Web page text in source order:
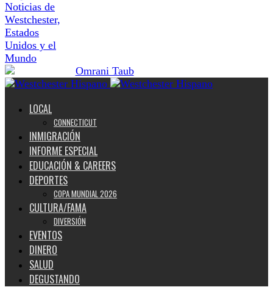
Noticias de
Westchester,
Estados
Unidos y el
Mundo
LOCAL
CONNECTICUT
INMIGRACIÓN
INFORME ESPECIAL
EDUCACIÓN & CAREERS
DEPORTES
COPA MUNDIAL 2026
CULTURA/FAMA
DIVERSIÓN
EVENTOS
DINERO
SALUD
DEGUSTANDO